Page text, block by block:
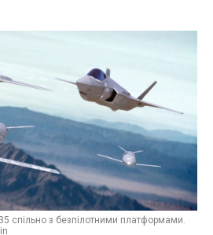
спільно з безпілотними платформами.